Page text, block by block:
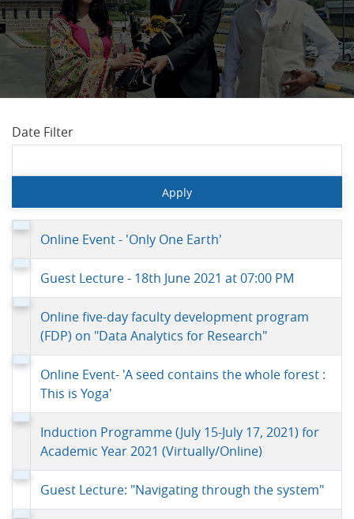
Date Filter
Online Event - 'Only One Earth'
Guest Lecture - 18th June 2021 at 07:00 PM
Online five-day faculty development program
(FDP) on "Data Analytics for Research"
Online Event- 'A seed contains the whole forest :
This is Yoga'
Induction Programme (July 15-July 17, 2021) for
Academic Year 2021 (Virtually/Online)
Guest Lecture: "Navigating through the system"